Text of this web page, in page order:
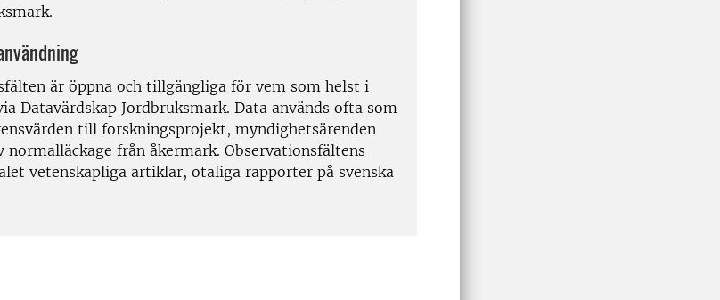
är öppna och tillgängliga för vem som helst i
Datavärdskap Jordbruksmark. Data används ofta som
till forskningsprojekt, myndighetsärenden
normalläckage från åkermark. Observationsfältens
vetenskapliga artiklar, otaliga rapporter på svenska